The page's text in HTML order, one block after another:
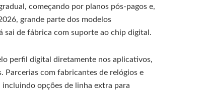
começando por planos pós-pagos e,
grande parte dos modelos
sai de fábrica com suporte ao chip digital.
perfil digital diretamente nos aplicativos,
Parcerias com fabricantes de relógios e
opções de linha extra para